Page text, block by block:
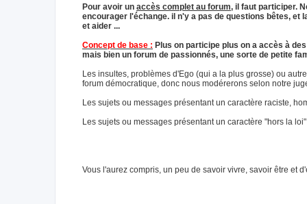
Pour avoir un accès complet au forum, il faut participer.
encourager l'échange. il n'y a pas de questions bêtes, et
et aider ...
Concept de base : Plus on participe plus on a accès à
mais bien un forum de passionnés, une sorte de petite
Les insultes, problèmes d'Ego (qui a la plus grosse) ou
forum démocratique, donc nous modérerons selon notre
Les sujets ou messages présentant un caractère raciste,
Les sujets ou messages présentant un caractère "hors la
Vous l'aurez compris, un peu de savoir vivre, savoir être et